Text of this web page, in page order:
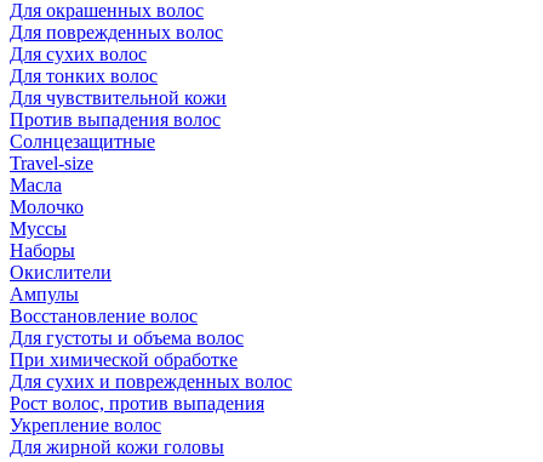
Для окрашенных волос
Для поврежденных волос
Для сухих волос
Для тонких волос
Для чувствительной кожи
Против выпадения волос
Солнцезащитные
Travel-size
Масла
Молочко
Муссы
Наборы
Окислители
Ампулы
Восстановление волос
Для густоты и объема волос
При химической обработке
Для сухих и поврежденных волос
Рост волос, против выпадения
Укрепление волос
Для жирной кожи головы